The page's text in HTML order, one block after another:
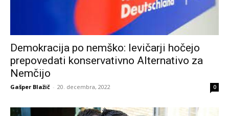
Demokracija po nemško: levičarji hočejo
prepovedati konservativno Alternativo za
Nemčijo
Gašper Blažič - 20. decembra, 2022 0